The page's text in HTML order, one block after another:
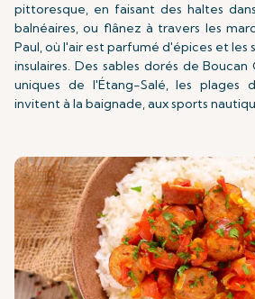
pittoresque, en faisant des haltes
balnéaires, ou flânez à travers les
Paul, où l'air est parfumé d'épices et les
insulaires. Des sables dorés de Boucan
uniques de l'Étang-Salé, les plages
invitent à la baignade, aux sports